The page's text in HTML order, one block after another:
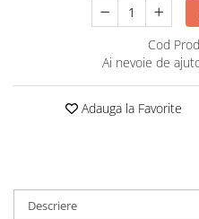
Cod
Ai nevoie de
Adauga la Favorite
Descriere